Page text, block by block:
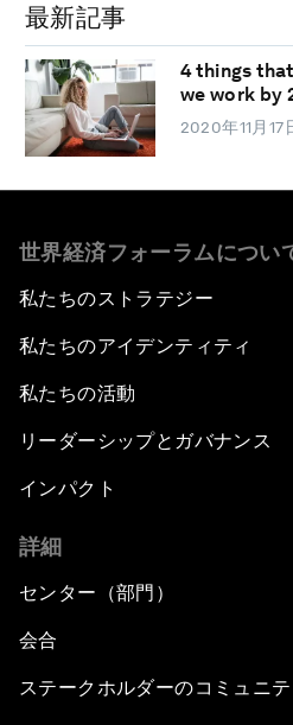
最新記事
4 things
we work by
2020年11月17
世界経済フォーラムについ
私たちのストラテジー
私たちのアイデンティティ
私たちの活動
リーダーシップとガバナンス
インパクト
詳細
センター（部門）
会合
ステークホルダーのコミュニテ